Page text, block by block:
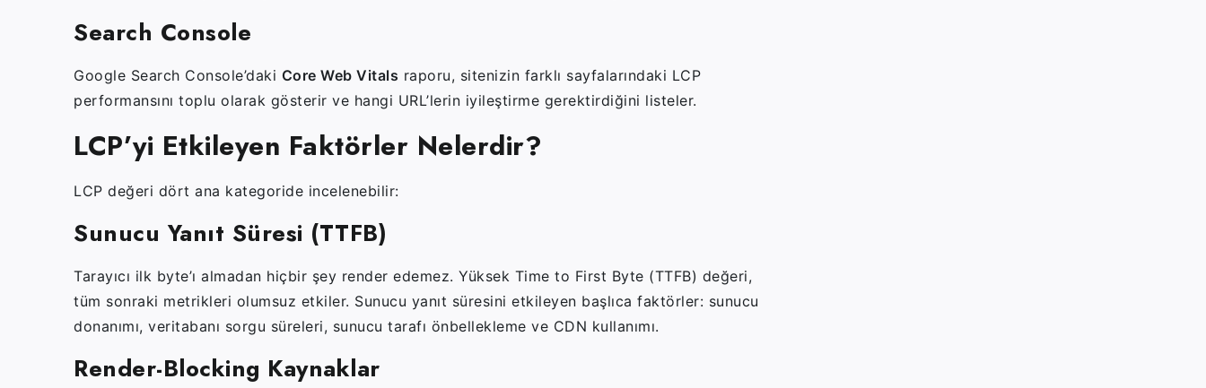
Search Console
Google Search Console’daki Core Web Vitals raporu, sitenizin farklı sayfalarındaki LCP
performansını toplu olarak gösterir ve hangi URL’lerin iyileştirme gerektirdiğini listeler.
LCP’yi Etkileyen Faktörler Nelerdir?
LCP değeri dört ana kategoride incelenebilir:
Sunucu Yanıt Süresi (TTFB)
Tarayıcı ilk byte’ı almadan hiçbir şey render edemez. Yüksek Time to First Byte (TTFB) değeri,
tüm sonraki metrikleri olumsuz etkiler. Sunucu yanıt süresini etkileyen başlıca faktörler: sunucu
donanımı, veritabanı sorgu süreleri, sunucu tarafı önbellekleme ve CDN kullanımı.
Render-Blocking Kaynaklar